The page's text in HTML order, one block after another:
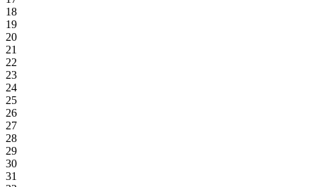
18
19
20
21
22
23
24
25
26
27
28
29
30
31